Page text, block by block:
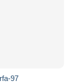
97